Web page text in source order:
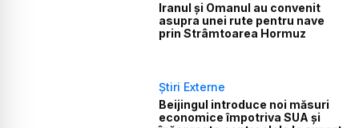
Iranul și Omanul au convenit
asupra unei rute pentru nave
prin Strâmtoarea Hormuz
Știri Externe
Beijingul introduce noi măsuri
economice împotriva SUA și